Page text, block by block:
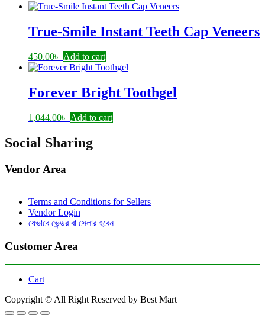
price
135.00৳ .
price
95.00৳ .
True-Smile Instant Teeth Cap Veneers
450.00৳ Add to cart
Forever Bright Toothgel
1,044.00৳ Add to cart
Social Sharing
Vendor Area
Terms and Conditions for Sellers
Vendor Login
যেভাবে ভেন্ডর বা সেলার হবেন
Customer Area
Cart
Copyright © All Right Reserved by Best Mart